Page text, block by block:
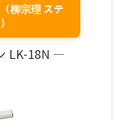
柳宗理 ステ
LK-18N —